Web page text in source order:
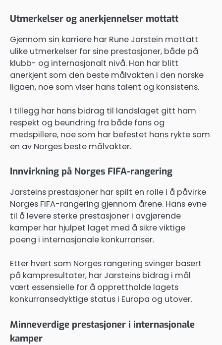
Utmerkelser og anerkjennelser mottatt
Gjennom sin karriere har Rune Jarstein mottatt
ulike utmerkelser for sine prestasjoner, både på
klubb- og internasjonalt nivå. Han har blitt
anerkjent som den beste målvakten i den norske
ligaen, noe som viser hans talent og konsistens.
I tillegg har hans bidrag til landslaget gitt ham
respekt og beundring fra både fans og
medspillere, noe som har befestet hans rykte som
en av Norges beste målvakter.
Innvirkning på Norges FIFA-rangering
Jarsteins prestasjoner har spilt en rolle i å påvirke
Norges FIFA-rangering gjennom årene. Hans evne
til å levere sterke prestasjoner i avgjørende
kamper har hjulpet laget med å sikre viktige
poeng i internasjonale konkurranser.
Etter hvert som Norges rangering svinger basert
på kampresultater, har Jarsteins bidrag i mål
vært essensielle for å opprettholde lagets
konkurransedyktige status i Europa og utover.
Minneverdige prestasjoner i internasjonale
kamper